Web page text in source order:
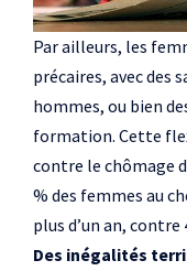
Par ailleurs, les
précaires, avec des
hommes, ou bien
formation. Cette
contre le chômage
% des femmes au
plus d’un an,
Des inégalités